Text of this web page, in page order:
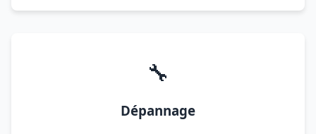
🔧
Dépannage